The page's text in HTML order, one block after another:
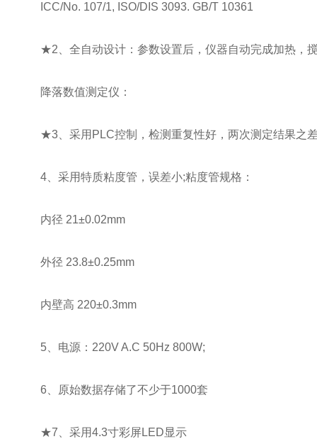
ICC/No. 107/1, ISO/DIS 3093. GB/T 10361
★2、全自动设计：参数设置后，仪器自动完成加热，搅
降落数值测定仪：
★3、采用PLC控制，检测重复性好，两次测定结果之差
4、采用特质粘度管，误差小;粘度管规格：
内径 21±0.02mm
外径 23.8±0.25mm
内壁高 220±0.3mm
5、电源：220V A.C 50Hz 800W;
6、原始数据存储了不少于1000套
★7、采用4.3寸彩屏LED显示